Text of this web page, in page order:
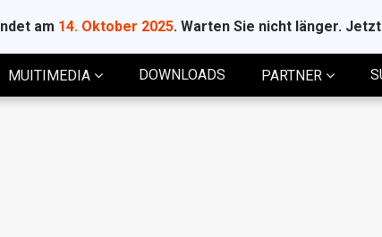
am 14. Oktober 2025. Warten Sie nicht länger.
MUITIMEDIA DOWNLOADS PARTNER